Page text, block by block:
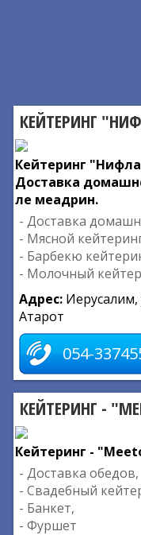
КЕЙТЕРИНГ
Кейтеринг
Доставка
ле меадрин.
- Доставка
- Мясной
- Барбекю
- Молочный
Адрес: Иерусалим,
Атарот
054-
КЕЙТЕРИНГ -
Кейтеринг -
- Доставка обедов,
- Свадебный
- Банкет,
- Фуршет